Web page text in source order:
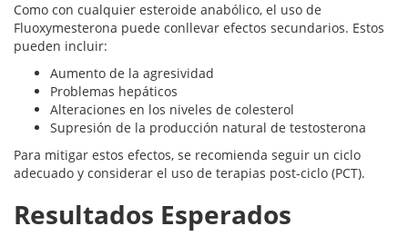
Como con cualquier esteroide anabólico, el uso de
Fluoxymesterona puede conllevar efectos secundarios. Estos
pueden incluir:
Aumento de la agresividad
Problemas hepáticos
Alteraciones en los niveles de colesterol
Supresión de la producción natural de testosterona
Para mitigar estos efectos, se recomienda seguir un ciclo
adecuado y considerar el uso de terapias post-ciclo (PCT).
Resultados Esperados